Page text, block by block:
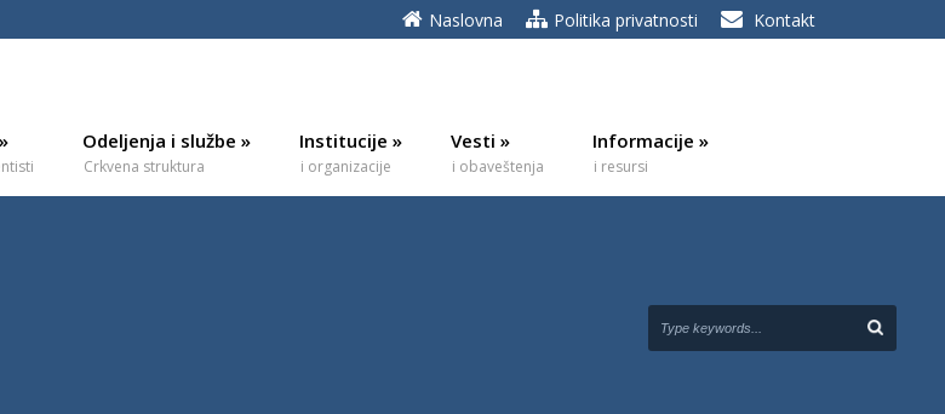
Naslovna Politika privatnosti Kontakt
» Odeljenja i službe »
Crkvena struktura
Institucije »
i organizacije
Vesti »
i obaveštenja
Informacije »
i resursi